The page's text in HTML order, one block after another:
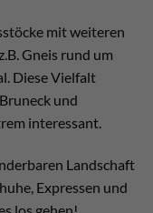
mit weiteren
Gneis rund um
Diese Vielfalt
und
interessant.
Landschaft
Expressen und